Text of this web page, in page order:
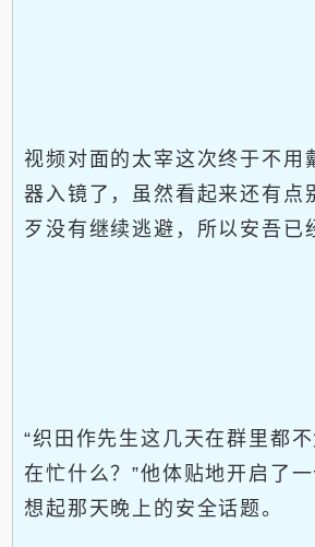
视频对面的太宰这次终于不用
器入镜了，虽然看起来还有点
歹没有继续逃避，所以安吾已
“织田作先生这几天在群里都
在忙什么？”他体贴地开启了
想起那天晚上的安全话题。